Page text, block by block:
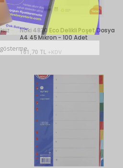
Noki 4830 Eco Delikli Poşet Dosya
A4 45 Mikron - 100 Adet
161,70 TL +KDV